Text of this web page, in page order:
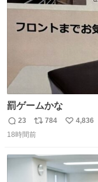
罰ゲームかな
返
信
23
リ
ポ
ト
数
784
い
数
4,836
18時間前